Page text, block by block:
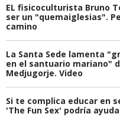
EL fisicoculturista Bruno
ser un "quemaiglesias".
camino
La Santa Sede lamenta
en el santuario mariano"
Medjugorje. Video
Si te complica educar en
'The Fun Sex' podría